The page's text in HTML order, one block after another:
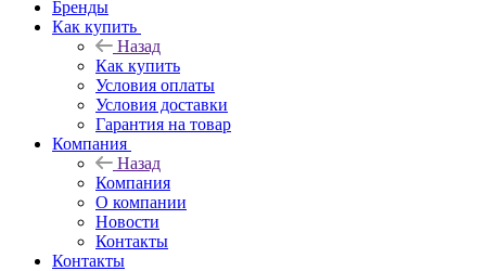
Бренды
Как купить
Назад
Как купить
Условия оплаты
Условия доставки
Гарантия на товар
Компания
Назад
Компания
О компании
Новости
Контакты
Контакты